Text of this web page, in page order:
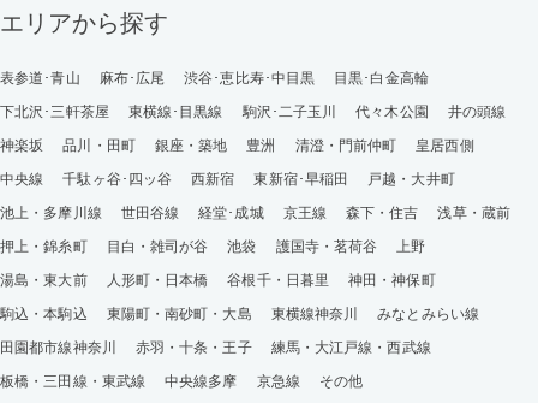
エリアから探す
表参道･青山 麻布･広尾 渋谷･恵比寿･中目黒
目黒･白金高輪
下北沢･三軒茶屋
東横線･目黒線 駒沢･二子玉川 代々木公園
井の頭線
神楽坂
品川・田町 銀座・築地 豊洲 清澄・門前仲町
皇居西側
中央線
千駄ヶ谷･四ッ谷 西新宿 東新宿･早稲田
戸越・大井町
池上・多摩川線
世田谷線 経堂･成城 京王線 森下・住吉
浅草・蔵前
押上・錦糸町
目白・雑司が谷 池袋 護国寺・茗荷谷
上野
湯島・東大前
人形町・日本橋 谷根千・日暮里
神田・神保町
駒込・本駒込
東陽町・南砂町・大島 東横線神奈川
みなとみらい線
田園都市線神奈川
赤羽・十条・王子
練馬・大江戸線・西武線
板橋・三田線・東武線
中央線多摩 京急線 その他